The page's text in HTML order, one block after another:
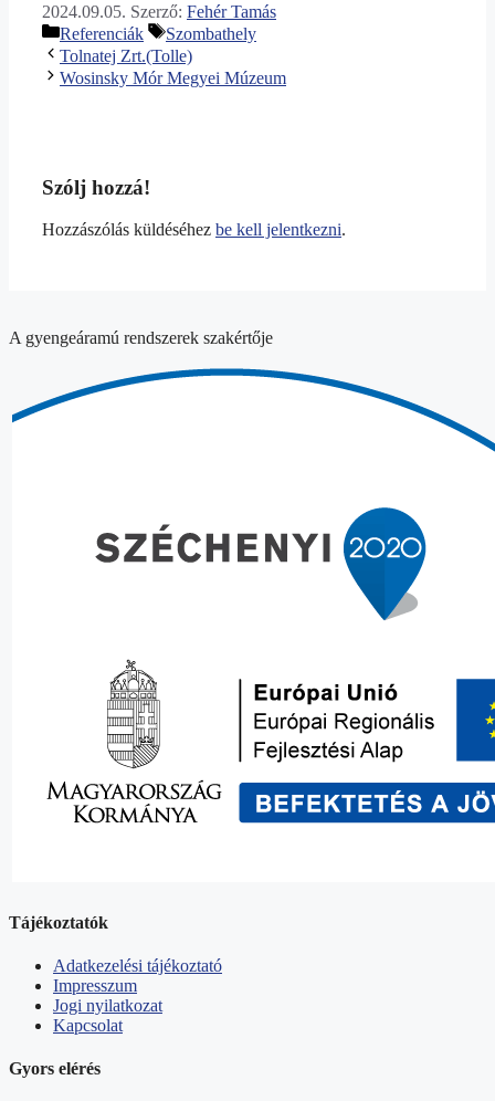
2024.09.05. Szerző: Fehér Tamás
Kategória
Referenciák Címkék
Szombathely
Tolnatej Zrt.(Tolle)
Wosinsky Mór Megyei Múzeum
Szólj hozzá!
Hozzászólás küldéséhez be kell jelentkezni.
A gyengeáramú rendszerek szakértője
Tájékoztatók
Adatkezelési tájékoztató
Impresszum
Jogi nyilatkozat
Kapcsolat
Gyors elérés